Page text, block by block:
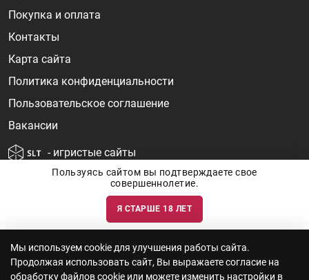
Покупка и оплата
Контакты
Карта сайта
Политика конфиденциальности
Пользовательское соглашение
Вакансии
- игристые сайты
Информация о ценах и наличии товаров носит ознакомительный
характер и может быть не точной. Цены на импортные товары особенно
актуальности наличия товаров и цен вы так же можете уточнить по
телефону+7 (812) 715 06-66с 11-22 ежедневно.
ООО "Винум" ИНН 7814473915, Лицензия на торговлю алкоголем: №
серия 78АА №0012735, регистрационный номер 78РПА000752 от
Пользуясь сайтом вы подтверждаете свое
совершеннолетие.
Я СТАРШЕ 18 ЛЕТ
Мы используем cookie для улучшения работы сайта.
Продолжая использовать сайт, Вы выражаете согласие на
обработку файлов cookie или можете изменить настройки в